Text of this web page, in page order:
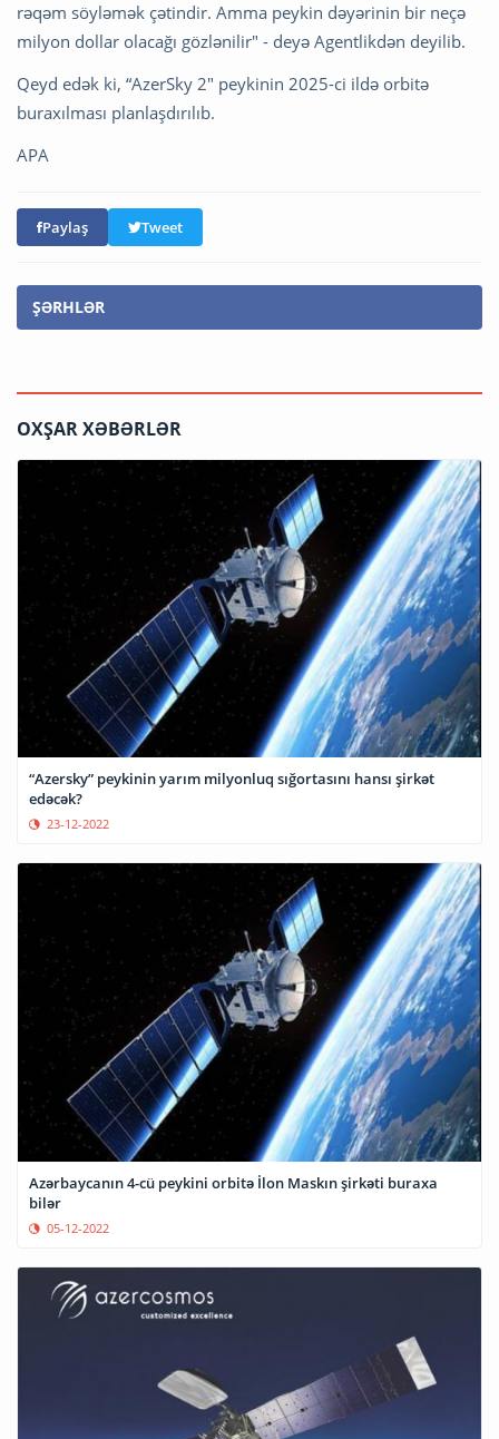
rəqəm söyləmək çətindir. Amma peykin dəyərinin bir neçə
milyon dollar olacağı gözlənilir" - deyə Agentlikdən deyilib.
Qeyd edək ki, “AzerSky 2" peykinin 2025-ci ildə orbitə
buraxılması planlaşdırılıb.
APA
Paylaş Tweet
ŞƏRHLƏR
OXŞAR XƏBƏRLƏR
“Azersky” peykinin yarım milyonluq sığortasını hansı şirkət
edəcək?
23-12-2022
Azərbaycanın 4-cü peykini orbitə İlon Maskın şirkəti buraxa
bilər
05-12-2022